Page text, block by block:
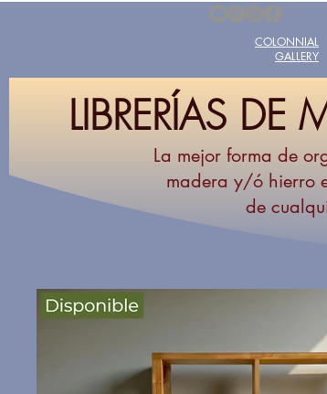
COLONNIAL
GALLERY
LIBRERÍASDE
La mejor forma de
madera y/ó hierro
de